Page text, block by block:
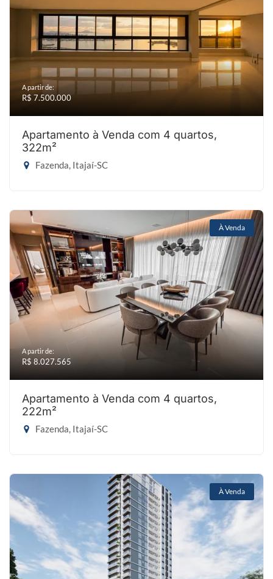
A partir de:
R$ 7.500.000
Apartamento à Venda com 4 quartos,
322m²
Fazenda, Itajaí-SC
À Venda
A partir de:
R$ 8.027.565
Apartamento à Venda com 4 quartos,
222m²
Fazenda, Itajaí-SC
À Venda